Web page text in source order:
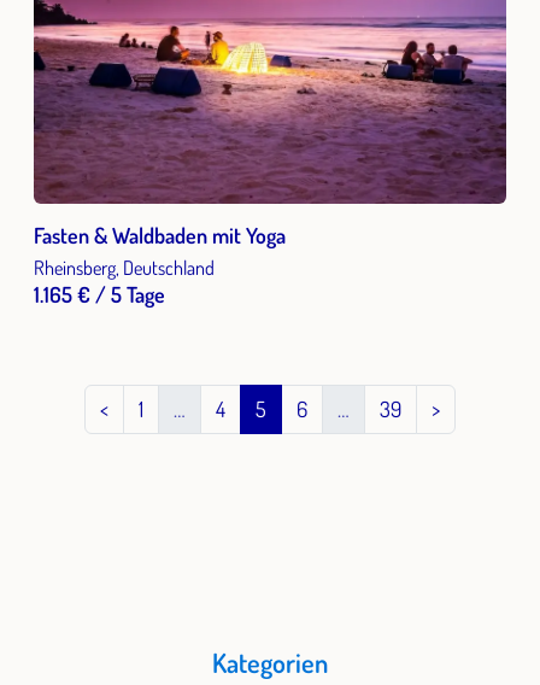
Fasten & Waldbaden mit Yoga
Rheinsberg, Deutschland
1.165 € / 5 Tage
< 1 … 4 5 6 … 39 >
Kategorien